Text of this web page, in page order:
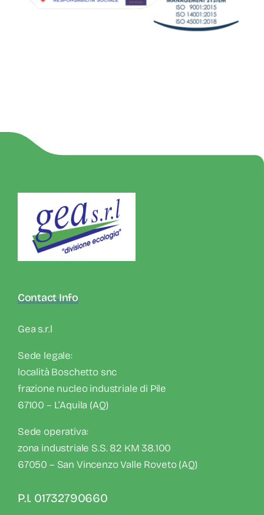
Contact Info
Gea s.r.l
Sede legale:
località Boschetto snc
frazione nucleo industriale di Pile
67100 – L’Aquila (AQ)
Sede operativa:
zona industriale S.S. 82 KM 38.100
67050 – San Vincenzo Valle Roveto (AQ)
P.I. 01732790660